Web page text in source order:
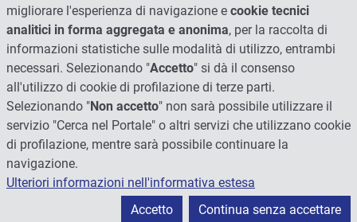
© 2026 - Università degli Studi di Perugia
migliorare l'esperienza di navigazione e cookie tecnici
analitici in forma aggregata e anonima, per la raccolta di
informazioni statistiche sulle modalità di utilizzo, entrambi
necessari. Selezionando "Accetto" si dà il consenso
all'utilizzo di cookie di profilazione di terze parti.
Selezionando "Non accetto" non sarà possibile utilizzare il
servizio "Cerca nel Portale" o altri servizi che utilizzano cookie
di profilazione, mentre sarà possibile continuare la
navigazione.
Ulteriori informazioni nell'informativa estesa
Accetto
Continua senza accettare